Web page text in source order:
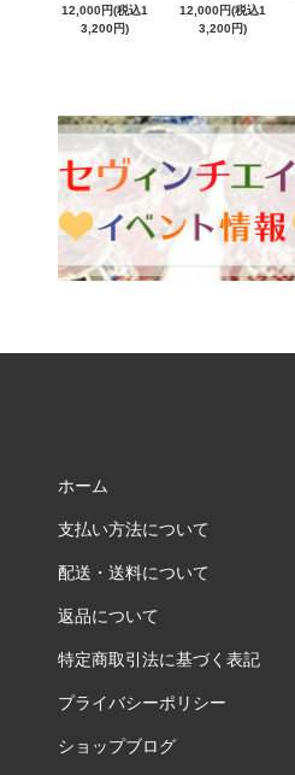
12,000円(税込1
3,200円)
12,000円(税込1
3,200円)
ホーム
支払い方法について
配送・送料について
返品について
特定商取引法に基づく表記
プライバシーポリシー
ショップブログ